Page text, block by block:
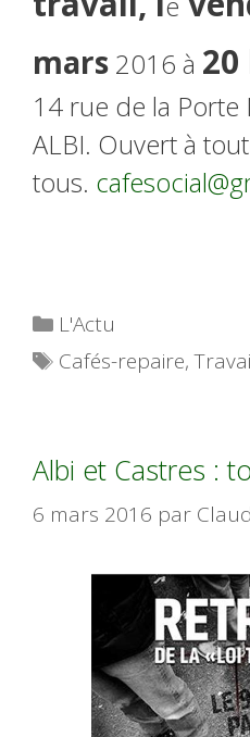
mars 2016 à 20
14 rue de la Porte
ALBI. Ouvert à
tous.
Catégories
L'Actu
Étiquettes
Cafés-repaire,
Albi et Castres :
6 mars 2016 par